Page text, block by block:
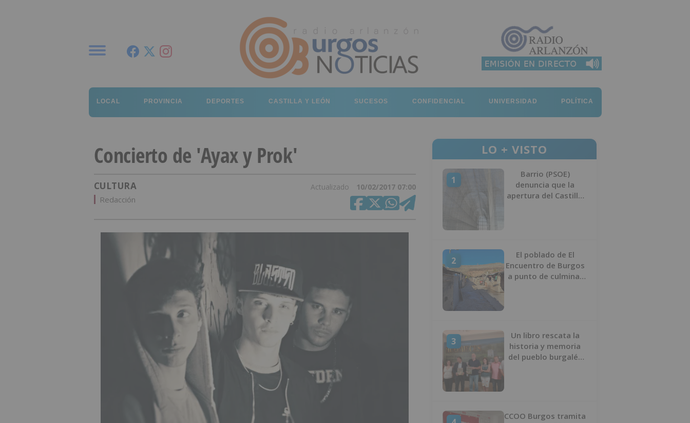
LOCAL PROVINCIA DEPORTES CASTILLA Y LEÓN SUCESOS CONFIDENCIAL UNIVERSIDAD POLÍTICA
Concierto de 'Ayax y Prok'
CULTURA Actualizado 10/02/2017 07:00
Redacción
LO + VISTO
1
Barrio (PSOE)
denuncia que la
apertura del Castillo
2
El poblado de El
Encuentro de Burgos
a punto de culminar
3
Un libro rescata la
historia y memoria
del pueblo burgalés
CCOO Burgos tramita